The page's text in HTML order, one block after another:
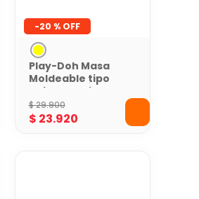
-20 %
Play-Doh Masa
Moldeable tipo
nube Amarilla
$29.900
$ 23.920